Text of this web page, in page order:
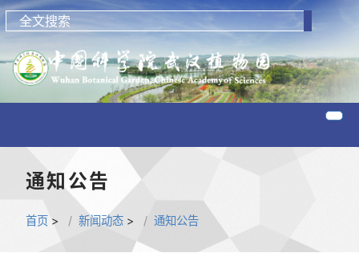
通知公告
首页 > 新闻动态 > 通知公告